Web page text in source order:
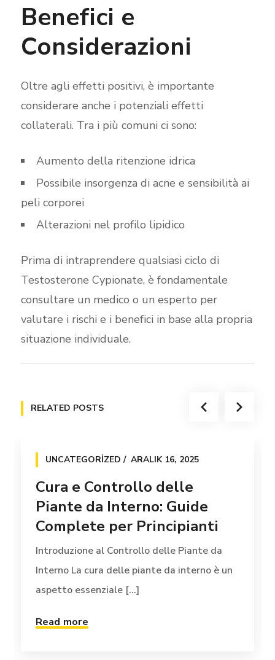
Benefici e
Considerazioni
Oltre agli effetti positivi, è importante
considerare anche i potenziali effetti
collaterali. Tra i più comuni ci sono:
Aumento della ritenzione idrica
Possibile insorgenza di acne e sensibilità ai
peli corporei
Alterazioni nel profilo lipidico
Prima di intraprendere qualsiasi ciclo di
Testosterone Cypionate, è fondamentale
consultare un medico o un esperto per
valutare i rischi e i benefici in base alla propria
situazione individuale.
RELATED POSTS
UNCATEGORIZED ARALIK 16, 2025
Cura e Controllo delle
Piante da Interno: Guide
Complete per Principianti
Introduzione al Controllo delle Piante da
Interno La cura delle piante da interno è un
aspetto essenziale [...]
Read more